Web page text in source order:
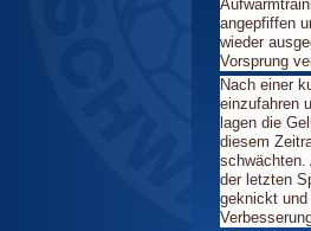
angepfiffen
wieder
Vorsprung
Nach einer
einzufahren
lagen die
diesem
schwächten.
der letzten
geknickt